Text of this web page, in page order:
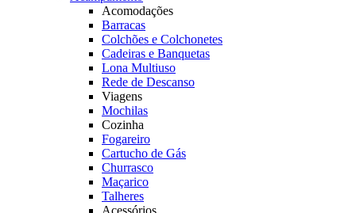
Acomodações
Barracas
Colchões e Colchonetes
Cadeiras e Banquetas
Lona Multiuso
Rede de Descanso
Viagens
Mochilas
Cozinha
Fogareiro
Cartucho de Gás
Churrasco
Maçarico
Talheres
Acessórios